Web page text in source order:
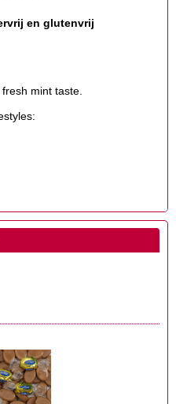
en glutenvrij
mint taste.